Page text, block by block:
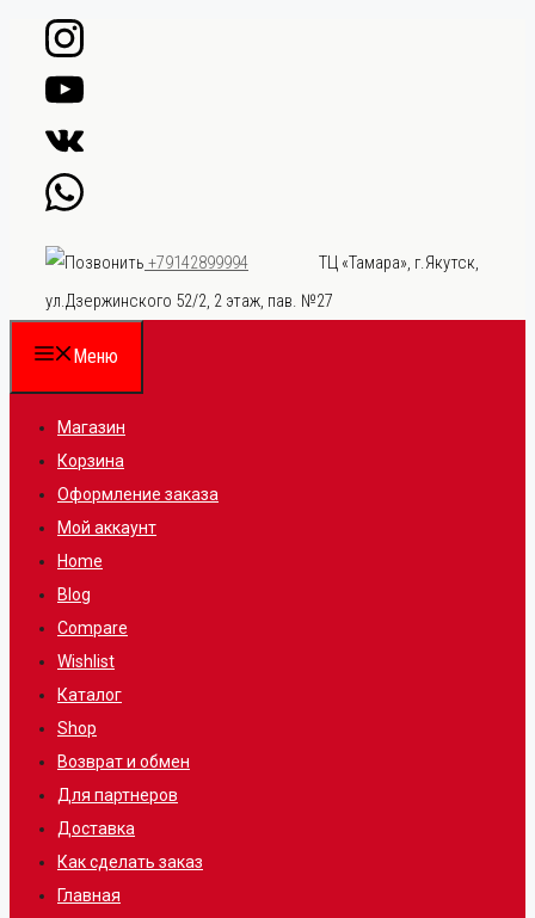
Перейти
содержимому
+79142899994
ТЦ «Тамара», г.Якутск,
ул.Дзержинского 52/2, 2 этаж, пав. №27
Меню
Магазин
Корзина
Оформление заказа
Мой аккаунт
Home
Blog
Compare
Wishlist
Каталог
Shop
Возврат и обмен
Для партнеров
Доставка
Как сделать заказ
Главная